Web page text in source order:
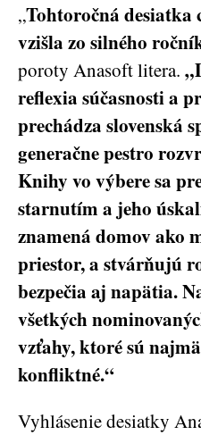
„Tohtoročná desiatka
vzišla zo silného
poroty Anasoft litera.
reflexia súčasnosti a
prechádza slovenská
generačne pestro
Knihy vo výbere sa
starnutím a jeho
znamená domov ako
priestor, a stvárňujú
bezpečia aj napätia.
všetkých
vzťahy, ktoré sú
konfliktné.“
Vyhlásenie desiatky